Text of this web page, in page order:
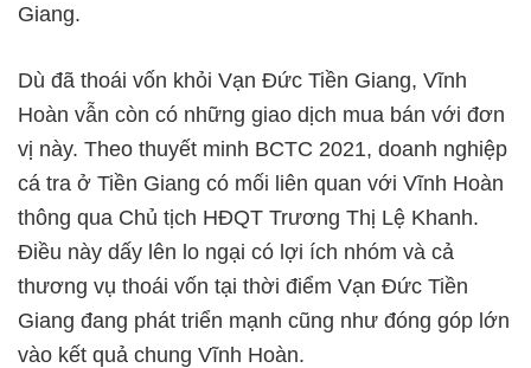
Giang.
Dù đã thoái vốn khỏi Vạn Đức Tiền Giang, Vĩnh
Hoàn vẫn còn có những giao dịch mua bán với đơn
vị này. Theo thuyết minh BCTC 2021, doanh nghiệp
cá tra ở Tiền Giang có mối liên quan với Vĩnh Hoàn
thông qua Chủ tịch HĐQT Trương Thị Lệ Khanh.
Điều này dấy lên lo ngại có lợi ích nhóm và cả
thương vụ thoái vốn tại thời điểm Vạn Đức Tiền
Giang đang phát triển mạnh cũng như đóng góp lớn
vào kết quả chung Vĩnh Hoàn.